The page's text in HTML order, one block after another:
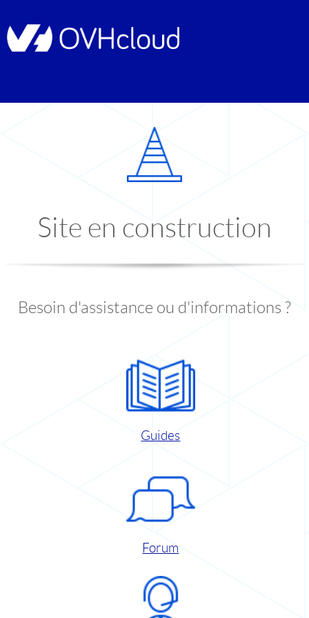
Site en construction
Besoin d'assistance ou d'informations ?
Guides
Forum